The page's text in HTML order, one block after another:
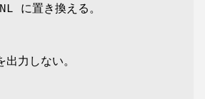
に置き換える。
力しない。